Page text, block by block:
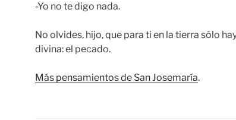
-Yo no te digo nada.
No olvides, hijo, que para ti en la tierra sólo
divina: el pecado.
Más pensamientos de San Josemaría.